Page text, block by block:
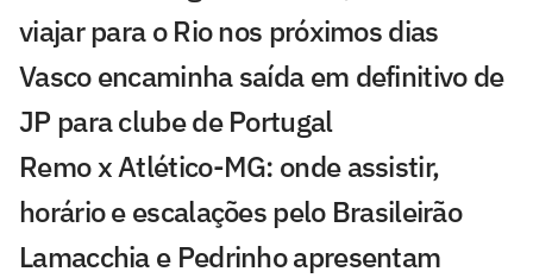
viajar para o Rio nos próximos dias
Vasco encaminha saída em definitivo de
JP para clube de Portugal
Remo x Atlético-MG: onde assistir,
horário e escalações pelo Brasileirão
Lamacchia e Pedrinho apresentam